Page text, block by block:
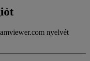
nyelvét